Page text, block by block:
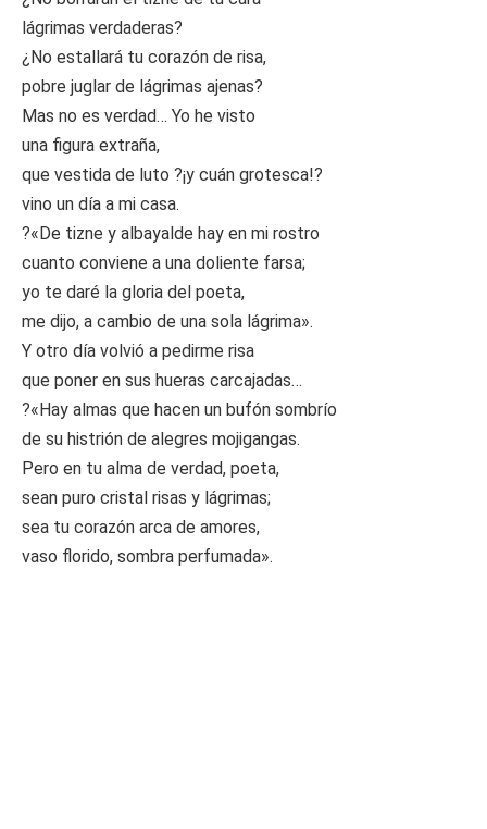
lágrimas verdaderas?
¿No estallará tu corazón de risa,
pobre juglar de lágrimas ajenas?
Mas no es verdad… Yo he visto
una figura extraña,
que vestida de luto ?¡y cuán grotesca!?
vino un día a mi casa.
?«De tizne y albayalde hay en mi rostro
cuanto conviene a una doliente farsa;
yo te daré la gloria del poeta,
me dijo, a cambio de una sola lágrima».
Y otro día volvió a pedirme risa
que poner en sus hueras carcajadas…
?«Hay almas que hacen un bufón sombrío
de su histrión de alegres mojigangas.
Pero en tu alma de verdad, poeta,
sean puro cristal risas y lágrimas;
sea tu corazón arca de amores,
vaso florido, sombra perfumada».